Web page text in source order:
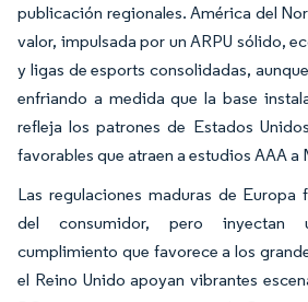
publicación regionales. América del
valor, impulsada por un ARPU sólido,
y ligas de esports consolidadas,
enfriando a medida que la base
refleja los patrones de Estados
favorables que atraen a estudios AAA a
Las regulaciones maduras de Europa
del consumidor, pero inyectan
cumplimiento que favorece a los
el Reino Unido apoyan vibrantes